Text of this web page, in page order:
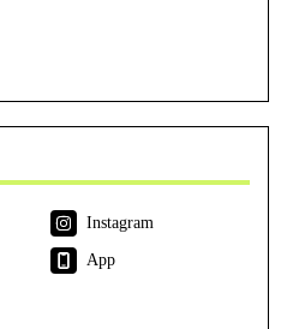
Instagram
App